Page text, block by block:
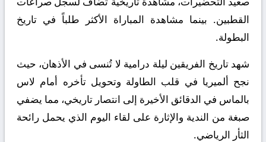
القطبين. بينما مشاهدة المباراة الأكثر طلباً في تاريخ
البطولة.
شهد تاريخ الفريقين ليلة درامية لا تُنسى في الأذهان، حيث
نجح ألميريا في قلب الطاولة وتحويل تأخره أمام لاس
بالماس في الدقائق الأخيرة إلى انتصار تاريخي، مما يضفي
صبغة من الندية والإثارة على لقاء اليوم الذي يحمل رائحة
الثأر الرياضي.